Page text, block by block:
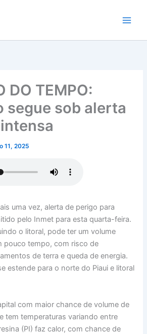
DO TEMPO:
segue sob alerta
11, 2025
uma vez, alerta de perigo para
pelo Inmet para esta quarta-feira.
o litoral, pode ter um volume
pouco tempo, com risco de
de terra e queda de energia.
estende para o norte do Piaui e litoral
com maior chance de volume de
tem temperaturas variando entre
(PI) faz calor, com chance de